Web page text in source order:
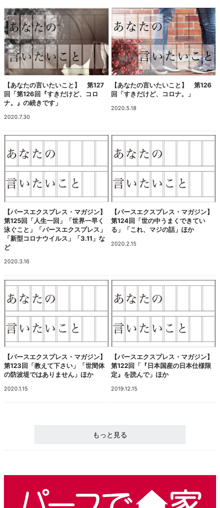
【あなたの言いたいこと】 第127
回「第126回『すきだけど、コロ
ナ。』の続きです」
2020.7.30
【あなたの言いたいこと】 第126
回「すきだけど、コロナ。」
2020.5.18
【パースエクスプレス・マガジン】
第125回「人生一回」「世界一早く
泳ぐこと」「パースエクスプレス」
「新型コロナウイルス」「3.11」な
ど
2020.3.16
【パースエクスプレス・マガジン】
第124回「世の中うまくできてい
る」「これ、マジの話」ほか
2020.2.15
【パースエクスプレス・マガジン】
第123回「教えて下さい」「世間体
の防波堤ではありません」ほか
2020.1.15
【パースエクスプレス・マガジン】
第122回「『日本国産の日本仕様限
定』を読んで」ほか
2019.12.15
もっと見る